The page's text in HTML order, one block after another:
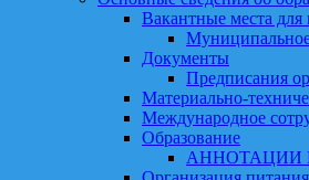
Вакантные места
Документы
Предписания
Материально-
Международное
Образование
АННОТАЦИИ